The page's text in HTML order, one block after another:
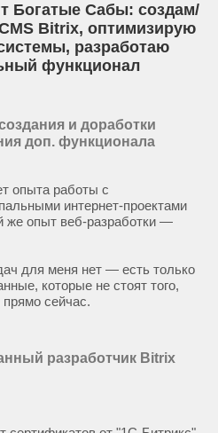
Богатые Сабы: создам/
Bitrix, оптимизирую
разработаю
функционал
и доработки
доп. функционала
опыта работы с
интернет-проектами
опыт веб-разработки —
для меня нет — есть только
которые не стоят того,
сейчас.
разработчик Bitrix